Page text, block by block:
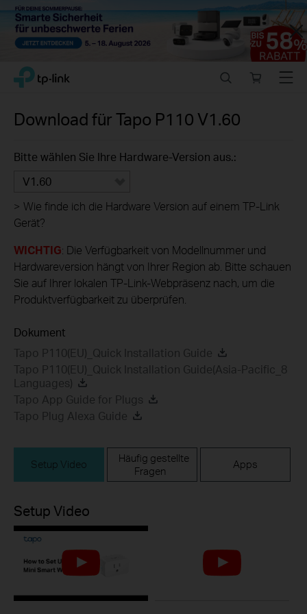
Close
Click
navigation
TP-Link, Reliably Smart
store
Menu
Download fürTapo P110 V1.60
Bitte wählen Sie Ihre Hardware-Version aus.:
V1.60
> Wie finde ich die Hardware Version auf einem TP-Link
Gerät?
WICHTIG: Die Verfügbarkeit von Modellnummer und
Hardwareversion hängt von Ihrer Region ab. Bitte schauen
Sie auf Ihrer lokalen TP-Link-Webpräsenz nach, um die
Produktverfügbarkeit zu überprüfen.
Dokument
Tapo P110(EU)_Quick Installation Guide
Tapo P110(EU)_Quick Installation Guide(Asia-Pacific_8
Languages)
Tapo App Guide for Plugs
Tapo Plug Alexa Guide
Setup Video
Häufig gestellte
Fragen
Apps
Setup Video